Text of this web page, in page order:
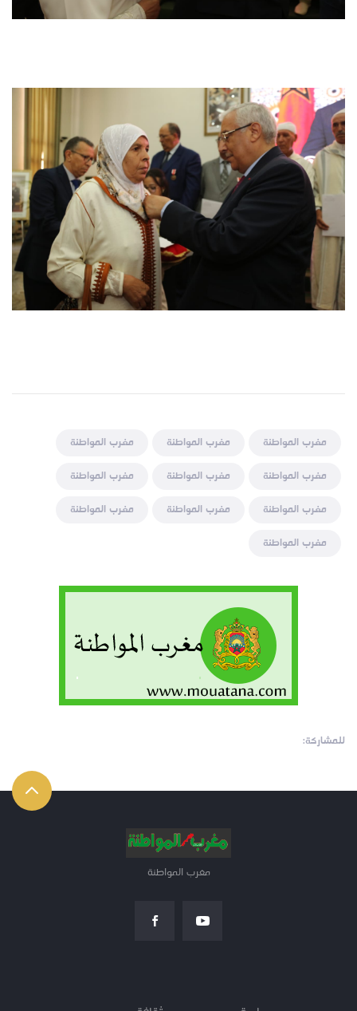
مغرب المواطنة مغرب المواطنة
مغرب المواطنة
مغرب المواطنة
مغرب المواطنة
مغرب المواطنة
مغرب المواطنة
مغرب المواطنة
مغرب المواطنة
مغرب المواطنة
للمشاركة:
مغرب المواطنة